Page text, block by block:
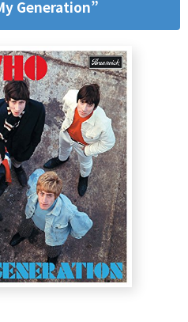
Generation”